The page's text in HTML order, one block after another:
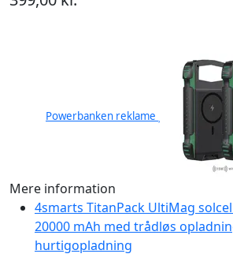
Powerbanken reklame
Mere information
4smarts TitanPack UltiMag
20000 mAh med trådløs
hurtigopladning